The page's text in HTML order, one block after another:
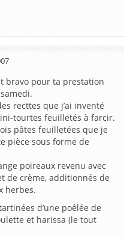
bravo pour ta prestation
recttes que j’ai inventé
tourtes feuilletés à farcir.
pâtes feuilletées que je
pièce sous forme de
poireaux revenu avec
de crème, additionnés de
herbes.
d’une poêlée de
et harissa (le tout